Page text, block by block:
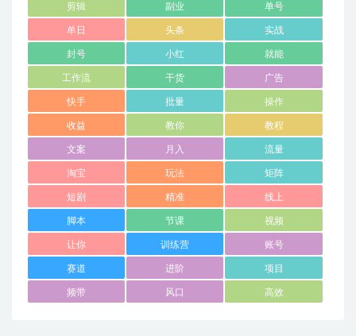
剪辑 副业 单号
单日 头条 实战
封号 小红 就能
工作流 干货 广告
快手 批量 操作
收益 教你 教程
文案 月入 流量
淘宝 玩法 矩阵
短剧 精准 线上
脚本 节课 视频
让你 训练营 账号
赛道 进阶 项目
频带 风口 高效